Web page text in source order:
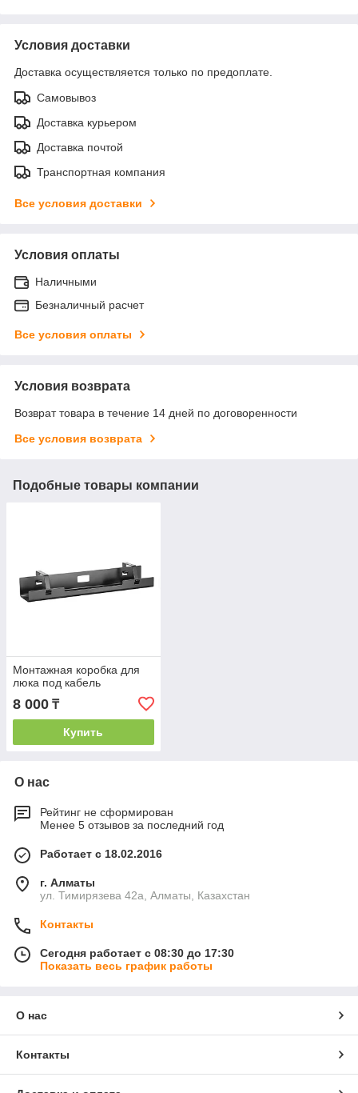
Условия доставки
Доставка осуществляется только по предоплате.
Самовывоз
Доставка курьером
Доставка почтой
Транспортная компания
Все условия доставки
Условия оплаты
Наличными
Безналичный расчет
Все условия оплаты
Условия возврата
Возврат товара в течение 14 дней по договоренности
Все условия возврата
Подобные товары компании
Монтажная коробка для
люка под кабель
8 000 ₸
Купить
О нас
Рейтинг не сформирован
Менее 5 отзывов за последний год
Работает с 18.02.2016
г. Алматы
ул. Тимирязева 42а, Алматы, Казахстан
Контакты
Сегодня работает с 08:30 до 17:30
Показать весь график работы
О нас
Контакты